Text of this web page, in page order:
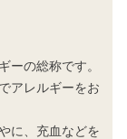
ーの総称です。
アレルギーをお
に、充血などを